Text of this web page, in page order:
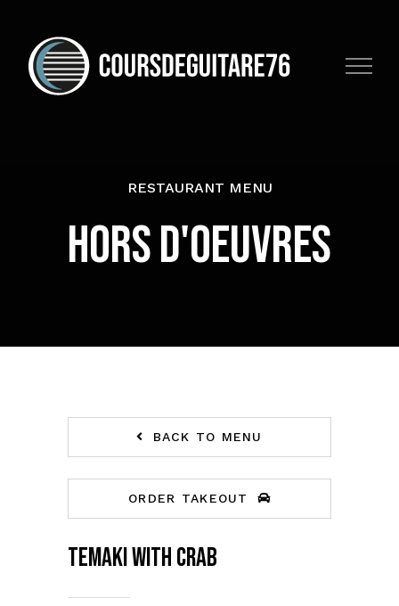
content
RESTAURANT MENU
HORS D'OEUVRES
BACK TO MENU
ORDER TAKEOUT
Temaki with crab